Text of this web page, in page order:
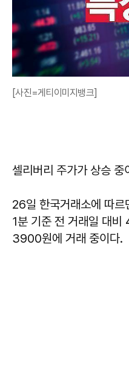
[사진=게티이미지뱅크]
셀리버리 주가가 상승 중
26일 한국거래소에 따르
1분 기준 전 거래일 대
3900원에 거래 중이다.